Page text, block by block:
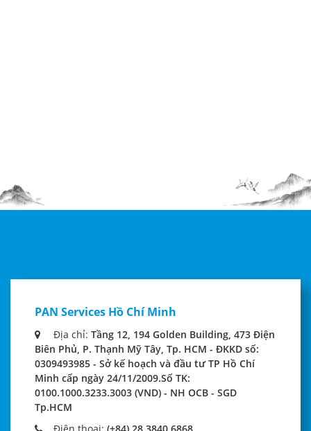
PAN Services Hồ Chí Minh
Địa chỉ: Tầng 12, 194 Golden Building, 473 Điện
Biên Phủ, P. Thạnh Mỹ Tây, Tp. HCM - ÐKKD số:
0309493985 - Sở kế hoạch và đầu tư TP Hồ Chí
Minh cấp ngày 24/11/2009.Số TK:
0100.1000.3233.3003 (VND) - NH OCB - SGD
Tp.HCM